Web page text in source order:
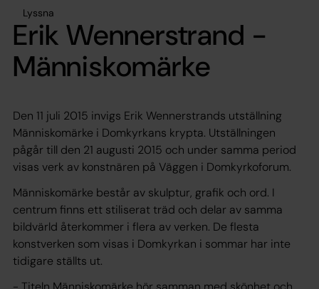
Lyssna
Erik Wennerstrand -
Människomärke
Den 11 juli 2015 invigs Erik Wennerstrands utställning
Människomärke i Domkyrkans krypta. Utställningen
pågår till den 21 augusti 2015 och under samma period
visas verk av konstnären på Väggen i Domkyrkoforum.
Människomärke består av skulptur, grafik och ord. I
centrum finns ett stiliserat träd och delar av samma
bildvärld återkommer i flera av verken. De flesta
konstverken som visas i Domkyrkan i sommar har inte
tidigare ställts ut.